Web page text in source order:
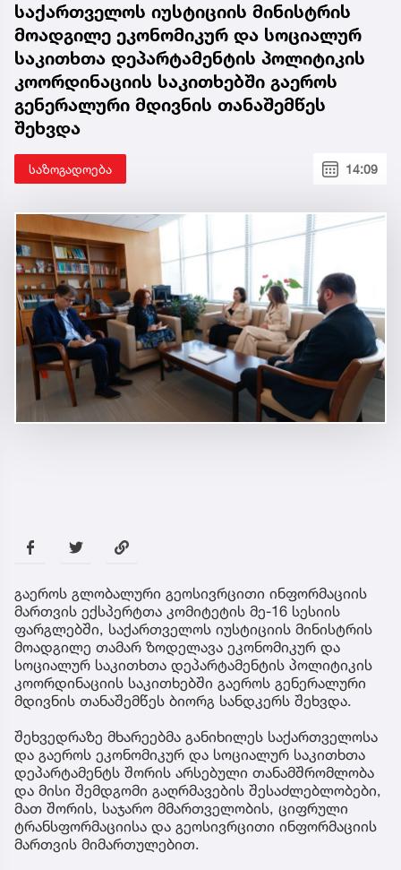
საქართველოს იუსტიციის მინისტრის
მოადგილე ეკონომიკურ და სოციალურ
საკითხთა დეპარტამენტის პოლიტიკის
კოორდინაციის საკითხებში გაეროს
გენერალური მდივნის თანაშემწეს
შეხვდა
საზოგადოება 14:09
გაეროს გლობალური გეოსივრცითი ინფორმაციის
მართვის ექსპერტთა კომიტეტის მე-16 სესიის
ფარგლებში, საქართველოს იუსტიციის მინისტრის
მოადგილე თამარ ზოდელავა ეკონომიკურ და
სოციალურ საკითხთა დეპარტამენტის პოლიტიკის
კოორდინაციის საკითხებში გაეროს გენერალური
მდივნის თანაშემწეს ბიორგ სანდკერს შეხვდა.
შეხვედრაზე მხარეებმა განიხილეს საქართველოსა
და გაეროს ეკონომიკურ და სოციალურ საკითხთა
დეპარტამენტს შორის არსებული თანამშრომლობა
და მისი შემდგომი გაღრმავების შესაძლებლობები,
მათ შორის, საჯარო მმართველობის, ციფრული
ტრანსფორმაციისა და გეოსივრცითი ინფორმაციის
მართვის მიმართულებით.